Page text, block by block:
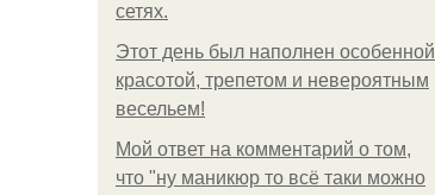
сетях.
Этот день был наполнен особенной
красотой, трепетом и невероятным
весельем!
Мой ответ на комментарий о том,
что "ну маникюр то всё таки можно